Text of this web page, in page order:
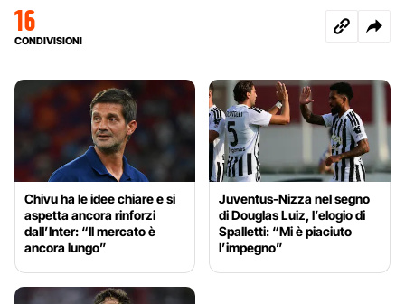
16
CONDIVISIONI
Chivu ha le idee chiare e si
aspetta ancora rinforzi
dall’Inter: “Il mercato è
ancora lungo”
Juventus-Nizza nel segno
di Douglas Luiz, l’elogio di
Spalletti: “Mi è piaciuto
l’impegno”